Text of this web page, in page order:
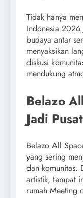
Tidak hanya
Indonesia
budaya antar
menyaksikan
diskusi
mendukung
Belazo
Jadi
Belazo All
yang sering
dan komunitas.
artistik, tempat
rumah Meeting